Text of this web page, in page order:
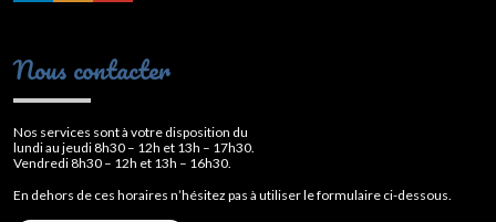
Nous contacter
Nos services sont à votre disposition du
lundi au jeudi 8h30 – 12h et 13h – 17h30.
Vendredi 8h30 – 12h et 13h – 16h30.
En dehors de ces horaires n’hésitez pas à utiliser le formulaire ci-dessous.